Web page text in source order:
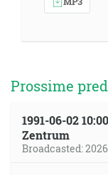
Prossime
1991-06-02
Zentrum
Broadcasted: